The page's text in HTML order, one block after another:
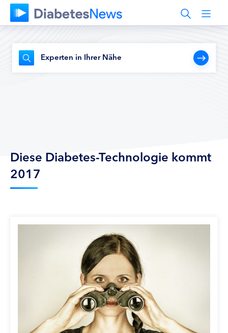
Experten in Ihrer Nähe
Diese Diabetes-Technologie kommt
2017